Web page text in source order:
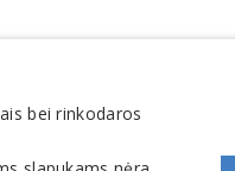
bei rinkodaros